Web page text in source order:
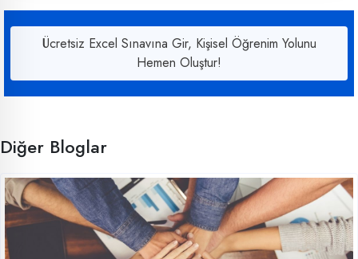
Ücretsiz Excel Sınavına Gir, Kişisel Öğrenim Yolunu
Hemen Oluştur!
Diğer Bloglar